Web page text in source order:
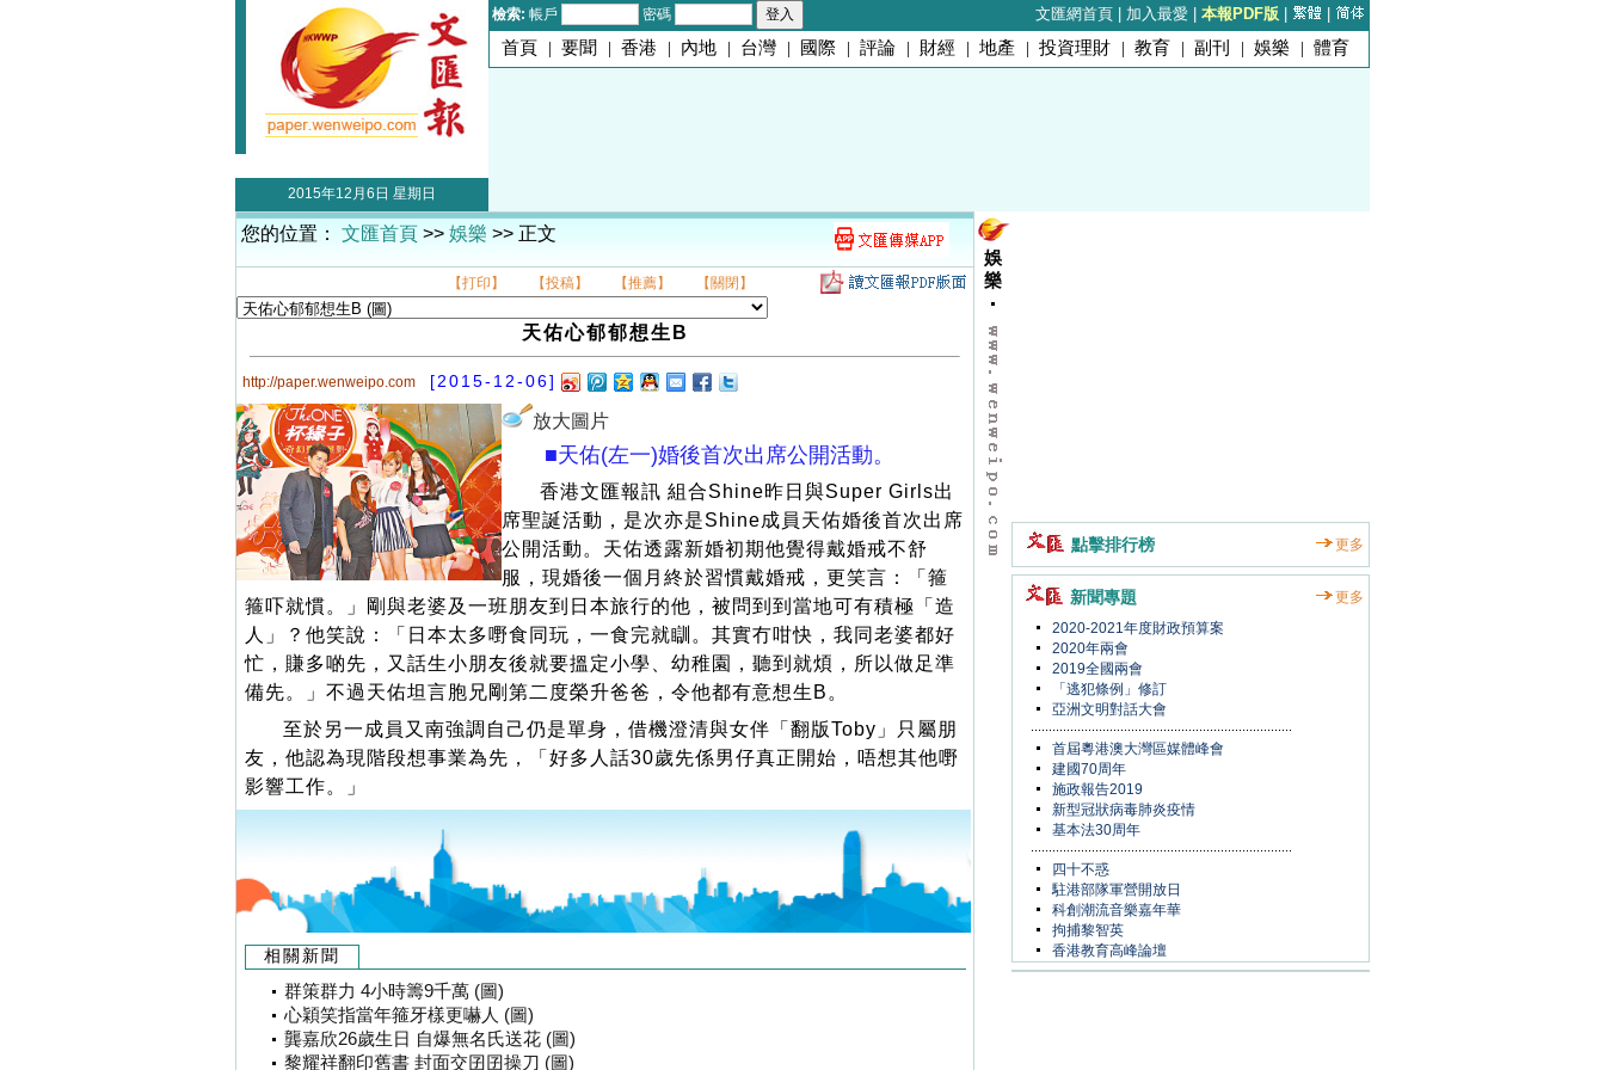
檢索: 帳戶 密碼 文匯網首頁 加入最愛 本報PDF版
首頁 | 要聞 | 香港 | 內地 | 台灣 | 國際 | 評論 | 財經 | 地產 | 投資理財 | 教育 | 副刊 | 娛樂 | 體育
2015年12月6日 星期日
您的位置： 文匯首頁 >> 娛樂 >> 正文
【打印】 【投稿】 【推薦】 【關閉】
天佑心郁郁想生B
http://paper.wenweipo.com [2015-12-06]
放大圖片
■天佑(左一)婚後首次出席公開活動。
香港文匯報訊 組合Shine昨日與Super Girls出
席聖誕活動，是次亦是Shine成員天佑婚後首次出席
公開活動。天佑透露新婚初期他覺得戴婚戒不舒
服，現婚後一個月終於習慣戴婚戒，更笑言：「箍
箍吓就慣。」剛與老婆及一班朋友到日本旅行的他，被問到到當地可有積極「造
人」？他笑說：「日本太多嘢食同玩，一食完就瞓。其實冇咁快，我同老婆都好
忙，賺多啲先，又話生小朋友後就要搵定小學、幼稚園，聽到就煩，所以做足準
備先。」不過天佑坦言胞兄剛第二度榮升爸爸，令他都有意想生B。
至於另一成員又南強調自己仍是單身，借機澄清與女伴「翻版Toby」只屬朋
友，他認為現階段想事業為先，「好多人話30歲先係男仔真正開始，唔想其他嘢
影響工作。」
相關新聞
群策群力 4小時籌9千萬 (圖)
心穎笑指當年箍牙樣更嚇人 (圖)
龔嘉欣26歲生日 自爆無名氏送花 (圖)
黎耀祥翻印舊書 封面交囝囝操刀 (圖)
娛
樂
點擊排行榜 更多
新聞專題
更多
2020-2021年度財政預算案
2020年兩會
2019全國兩會
「逃犯條例」修訂
亞洲文明對話大會
首屆粵港澳大灣區媒體峰會
建國70周年
施政報告2019
新型冠狀病毒肺炎疫情
基本法30周年
四十不惑
駐港部隊軍營開放日
科創潮流音樂嘉年華
拘捕黎智英
香港教育高峰論壇